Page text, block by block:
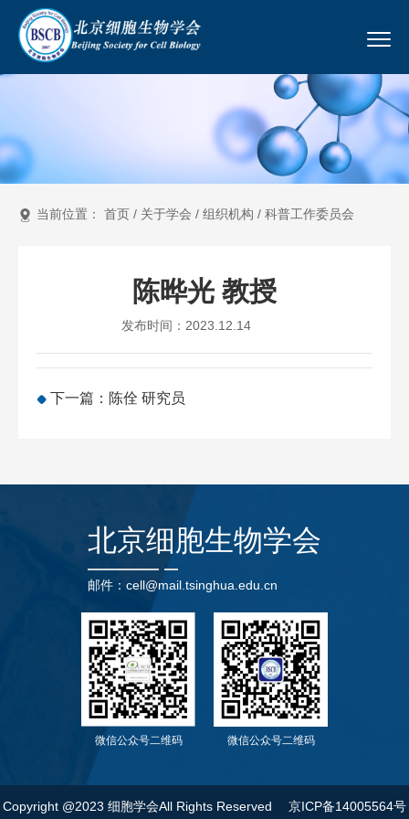
当前位置： 首页 / 关于学会 / 组织机构 / 科普工作委员会
陈晔光 教授
发布时间：2023.12.14
下一篇：陈佺 研究员
微信公众号二维码 微信公众号二维码
北京细胞生物学会
邮件：cell@mail.tsinghua.edu.cn
Copyright @2023 细胞学会All Rights Reserved 京ICP备14005564号